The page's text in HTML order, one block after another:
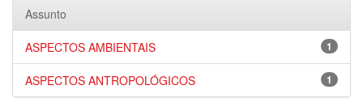
Assunto
1
ASPECTOS AMBIENTAIS
1
ASPECTOS ANTROPOLÓGICOS